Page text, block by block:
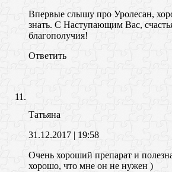
Впервые слышу про Уролесан,
знать. С Наступающим Вас,
благополучия!
Ответить
Татьяна
31.12.2017 | 19:58
Очень хороший препарат и
хорошо, что мне он не нужен )